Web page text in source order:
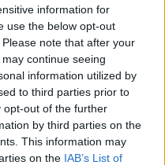
information for
use the below opt-out
note that after your
continue seeing
information utilized by
to third parties prior to
opt-out of the further
by third parties on the
This information may
on the IAB’s List of
formáját mutató ma
GDP-
kedvezőbb lett.
0.6 százalékkal
0.5
enyhe lassulást
0.9 százalékos
is